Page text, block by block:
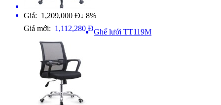
Giá: 1,209,000 Đ ↓ 8%
Giá mới: 1,112,280 ĐGhế lưới TT119M